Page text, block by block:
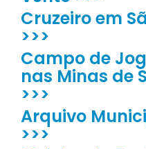
Cruzeiro em
>>>
Campo de
nas Minas de
>>>
Arquivo
>>>